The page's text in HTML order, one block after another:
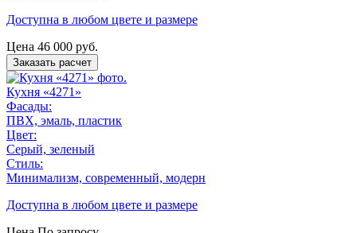
Доступна в любом цвете и размере
Цена 46 000 руб.
Заказать расчет
Кухня «4271»
Фасады:
ПВХ, эмаль, пластик
Цвет:
Серый, зеленый
Стиль:
Минимализм, современный, модерн
Доступна в любом цвете и размере